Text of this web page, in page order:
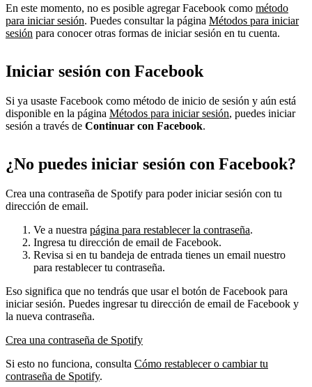
En este momento, no es posible agregar Facebook como método
para iniciar sesión. Puedes consultar la página Métodos para iniciar
sesión para conocer otras formas de iniciar sesión en tu cuenta.
Iniciar sesión con Facebook
Si ya usaste Facebook como método de inicio de sesión y aún está
disponible en la página Métodos para iniciar sesión, puedes iniciar
sesión a través de Continuar con Facebook.
¿No puedes iniciar sesión con Facebook?
Crea una contraseña de Spotify para poder iniciar sesión con tu
dirección de email.
Ve a nuestra página para restablecer la contraseña.
Ingresa tu dirección de email de Facebook.
Revisa si en tu bandeja de entrada tienes un email nuestro
para restablecer tu contraseña.
Eso significa que no tendrás que usar el botón de Facebook para
iniciar sesión. Puedes ingresar tu dirección de email de Facebook y
la nueva contraseña.
Crea una contraseña de Spotify
Si esto no funciona, consulta Cómo restablecer o cambiar tu
contraseña de Spotify.